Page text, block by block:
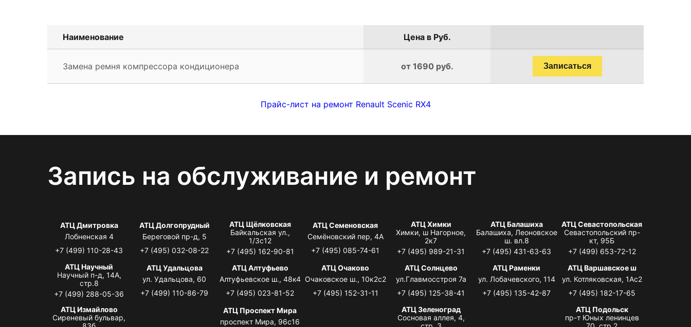
Наименование Цена в Руб.
Замена ремня компрессора кондиционера от 1690 руб. Записаться
Прайс-лист на ремонт Renault Scenic RX4
Запись на обслуживание и ремонт
АТЦ Дмитровка
Лобненская 4
+7 (499) 110-28-43
АТЦ Долгопрудный
Береговой пр-д, 5
+7 (495) 032-08-22
АТЦ Щёлковская
Байкальская ул.,
1/3с12
+7 (495) 162-90-81
АТЦ Семеновская
Семёновский пер, 4А
+7 (495) 085-74-61
АТЦ Химки
Химки, ш Нагорное,
2к7
+7 (495) 989-21-31
АТЦ Балашиха
Балашиха, Леоновское
ш. вл.8
+7 (495) 431-63-63
АТЦ Севастопольская
Севастопольский пр-
кт, 95Б
+7 (499) 653-72-12
АТЦ Научный
Научный п-д, 14А,
стр.8
+7 (499) 288-05-36
АТЦ Удальцова
ул. Удальцова, 60
+7 (499) 110-86-79
АТЦ Алтуфьево
Алтуфьевское ш., 48к4
+7 (495) 023-81-52
АТЦ Очаково
Очаковское ш., 10к2с2
+7 (495) 152-31-11
АТЦ Солнцево
ул.Главмосстроя 7а
+7 (495) 125-38-41
АТЦ Раменки
ул. Лобачевского, 114
+7 (495) 135-42-87
АТЦ Варшавское ш
ул. Котляковская, 1Ас2
+7 (495) 182-17-65
АТЦ Измайлово
Сиреневый бульвар,
АТЦ Проспект Мира
проспект Мира, 96с16
АТЦ Зеленоград
Сосновая аллея, 4,
АТЦ Подольск
пр-т Юных ленинцев